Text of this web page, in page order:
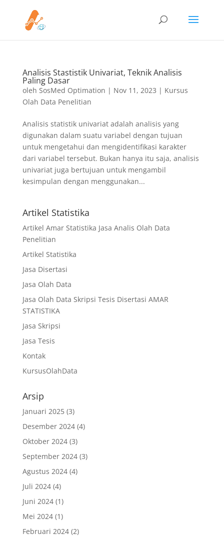
Analisis Stastistik Univariat, Teknik Analisis
Paling Dasar
oleh SosMed Optimation | Nov 11, 2023 | Kursus
Olah Data Penelitian
Analisis statistik univariat adalah analisis yang
digunakan dalam suatu variabel dengan tujuan
untuk mengetahui dan mengidentifikasi karakter
dari variabel tersebut. Bukan hanya itu saja, analisis
univariat juga bertujuan untuk mengambil
kesimpulan dengan menggunakan...
Artikel Statistika
Artikel Amar Statistika Jasa Analis Olah Data
Penelitian
Artikel Statistika
Jasa Disertasi
Jasa Olah Data
Jasa Olah Data Skripsi Tesis Disertasi AMAR
STATISTIKA
Jasa Skripsi
Jasa Tesis
Kontak
KursusOlahData
Arsip
Januari 2025(3)
Desember 2024(4)
Oktober 2024(3)
September 2024(3)
Agustus 2024(4)
Juli 2024(4)
Juni 2024(1)
Mei 2024(1)
Februari 2024(2)